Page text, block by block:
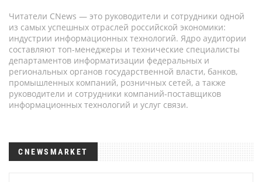
Читатели CNews — это руководители и сотрудники одной
из самых успешных отраслей российской экономики:
индустрии информационных технологий. Ядро аудитории
составляют топ-менеджеры и технические специалисты
департаментов информатизации федеральных и
региональных органов государственной власти, банков,
промышленных компаний, розничных сетей, а также
руководители и сотрудники компаний-поставщиков
информационных технологий и услуг связи.
CNEWSMARKET